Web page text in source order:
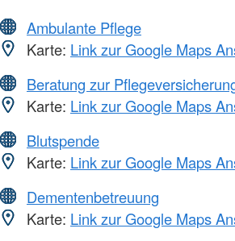
Ambulante Pflege
Karte: Link zur Google Maps
Beratung zur
Karte: Link zur Google Maps
Blutspende
Karte: Link zur Google Maps
Dementenbetreuung
Karte: Link zur Google Maps